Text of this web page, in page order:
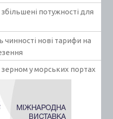
потужності для
чинності нові тарифи на
зерном у морських портах